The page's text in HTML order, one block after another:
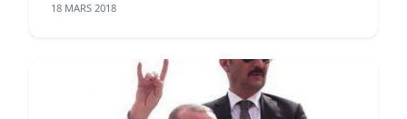
18 MARS 2018